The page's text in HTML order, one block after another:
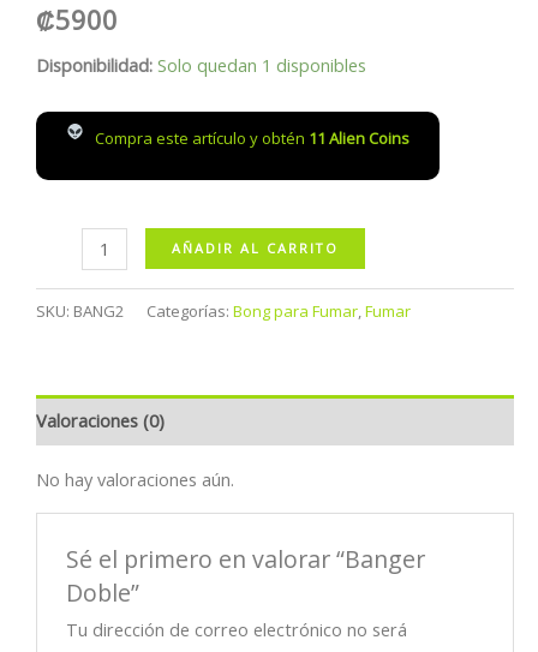
₡5900
Disponibilidad: Solo quedan 1 disponibles
Compra este artículo y obtén 11 Alien Coins
Doble
cantidad
AÑADIR AL CARRITO
SKU: BANG2 Categorías: Bong para Fumar,Fumar
Valoraciones (0)
No hay valoraciones aún.
Sé el primero en valorar “Banger
Doble”
Tu dirección de correo electrónico no será